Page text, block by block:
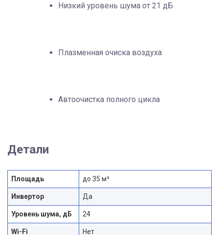
Низкий уровень шума от 21 дБ
Плазменная очиска воздуха
Автоочистка полного цикла
Детали
Площадь до 35 м²
Инвертор Да
Уровень шума, дБ 24
Wi-Fi Нет